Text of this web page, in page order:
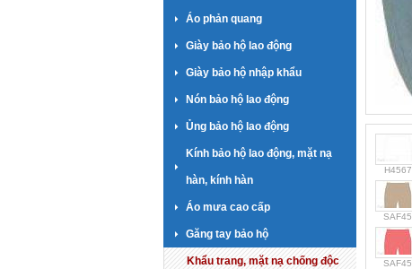
H4567
SAF45
SAF45
Áo phản quang
Giày bảo hộ lao động
Giày bảo hộ nhập khẩu
Nón bảo hộ lao động
Ủng bảo hộ lao động
Kính bảo hộ lao động, mặt nạ
hàn, kính hàn
Áo mưa cao cấp
Găng tay bảo hộ
Khẩu trang, mặt nạ chống độc